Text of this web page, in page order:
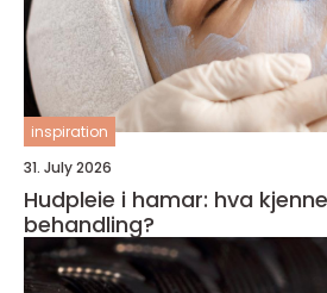
inspiration
31. July 2026
Hudpleie i hamar: hva
behandling?